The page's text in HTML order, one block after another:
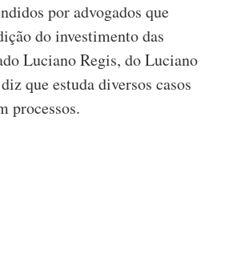
por advogados que
do investimento das
Luciano Regis, do Luciano
que estuda diversos casos
processos.